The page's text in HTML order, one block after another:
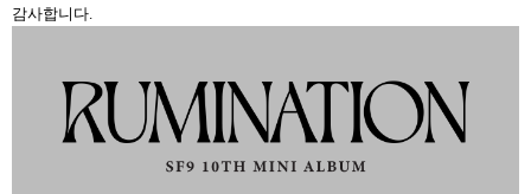
감사합니다.